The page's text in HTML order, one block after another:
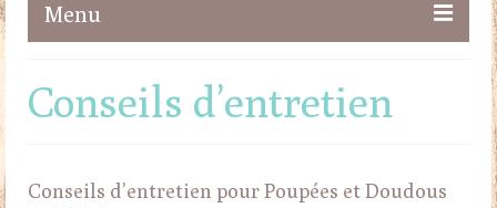
Menu
Maileg
Conseils d’entretien
Conseils d’entretien pour Poupées et Doudous